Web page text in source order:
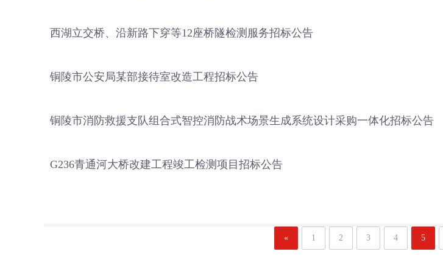
西湖立交桥、沿新路下穿等12座桥隧检测服务招标公告
铜陵市公安局某部接待室改造工程招标公告
铜陵市消防救援支队组合式智控消防战术场景生成系统设计采购一体化招标公告
G236青通河大桥改建工程竣工检测项目招标公告
« 1 2 3 4 5